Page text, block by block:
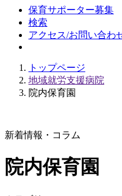
保育サポーター募集
検索
アクセス/お問い合わ
トップページ
地域就労支援病院
院内保育園
新着情報・コラム
院内保育園